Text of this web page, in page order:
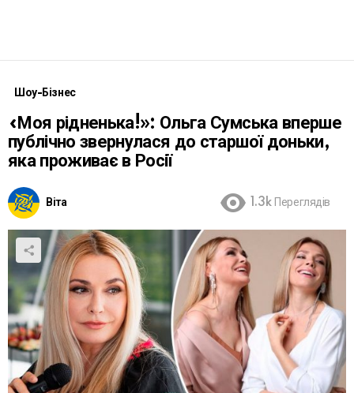
Шоу-Бізнес
«Моя рідненька!»: Ольга Сумська вперше
публічно звернулася до старшої доньки,
яка проживає в Росії
Віта 1.3k Переглядів